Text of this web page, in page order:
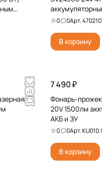
0 0Арт.
В корзину
7 490 ₽
Фонарь-
20V 1500лм
АКБ и ЗУ
0 0Арт.
В корзину